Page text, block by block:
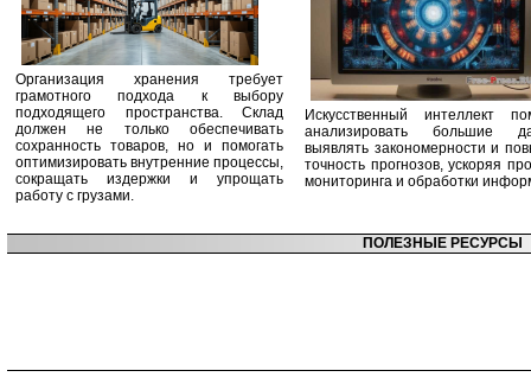
Организация хранения требует
грамотного подхода к выбору
подходящего пространства. Склад
должен не только обеспечивать
сохранность товаров, но и помогать
оптимизировать внутренние процессы,
сокращать издержки и упрощать
работу с грузами.
Искусственный интеллект
анализировать большие
выявлять закономерности и
точность прогнозов, ускоряя
мониторинга и обработки
ПОЛЕЗНЫЕ РЕСУРСЫ